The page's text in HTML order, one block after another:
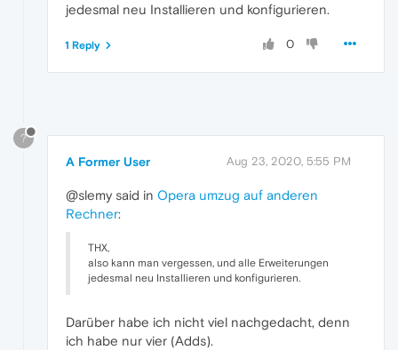
jedesmal neu Installieren und konfigurieren.
0
1 Reply
?
A Former User Aug 23, 2020, 5:55 PM
@slemy said in Opera umzug auf anderen
Rechner:
THX,
also kann man vergessen, und alle Erweiterungen
jedesmal neu Installieren und konfigurieren.
Darüber habe ich nicht viel nachgedacht, denn
ich habe nur vier (Adds).